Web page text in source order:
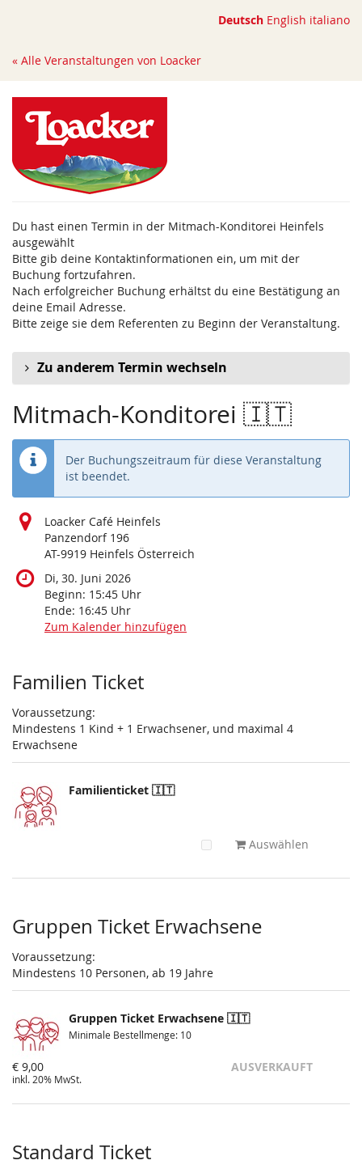
springen
Deutsch English italiano
« Alle Veranstaltungen von Loacker
Du hast einen Termin in der Mitmach-Konditorei Heinfels
ausgewählt
Bitte gib deine Kontaktinformationen ein, um mit der
Buchung fortzufahren.
Nach erfolgreicher Buchung erhältst du eine Bestätigung an
deine Email Adresse.
Bitte zeige sie dem Referenten zu Beginn der Veranstaltung.
Zu anderem Termin wechseln
Mitmach-Konditorei 🇮🇹
Der Buchungszeitraum für diese Veranstaltung
ist beendet.
Loacker Café Heinfels
Panzendorf 196
AT-9919 Heinfels Österreich
Di, 30. Juni 2026
Beginn: 15:45 Uhr
Ende: 16:45 Uhr
Zum Kalender hinzufügen
Produkte
Familien Ticket
Voraussetzung:
Mindestens 1 Kind + 1 Erwachsener, und maximal 4
Erwachsene
Familienticket 🇮🇹
Auswählen
Gruppen Ticket Erwachsene
Voraussetzung:
Mindestens 10 Personen, ab 19 Jahre
Gruppen Ticket Erwachsene 🇮🇹
Minimale Bestellmenge: 10
€ 9,00
inkl. 20% MwSt.
AUSVERKAUFT
Standard Ticket